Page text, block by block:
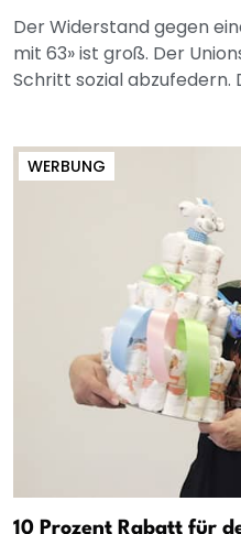
Der Widerstand gegen
mit 63» ist groß. Der
Schritt sozial abzufedern.
WERBUNG
10 Prozent Rabatt für